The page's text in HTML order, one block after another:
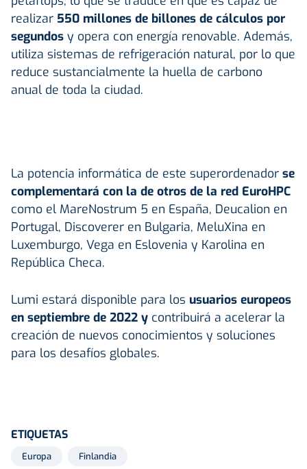
realizar 550 millones de billones de cálculos por
segundos y opera con energía renovable. Además,
utiliza sistemas de refrigeración natural, por lo que
reduce sustancialmente la huella de carbono
anual de toda la ciudad.
La potencia informática de este superordenador se
complementará con la de otros de la red EuroHPC
como el MareNostrum 5 en España, Deucalion en
Portugal, Discoverer en Bulgaria, MeluXina en
Luxemburgo, Vega en Eslovenia y Karolina en
República Checa.
Lumi estará disponible para los usuarios europeos
en septiembre de 2022 y contribuirá a acelerar la
creación de nuevos conocimientos y soluciones
para los desafíos globales.
ETIQUETAS
Europa Finlandia